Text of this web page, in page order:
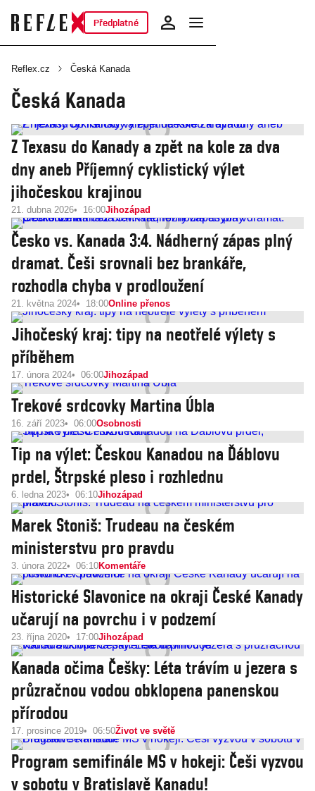
Předplatné
Reflex.cz Česká Kanada
Česká Kanada
Z Texasu do Kanady a zpět na kole za dva
dny aneb Příjemný cyklistický výlet
jihočeskou krajinou
21. dubna 2026 16:00Jihozápad
Česko vs. Kanada 3:4. Nádherný zápas plný
dramat. Češi srovnali bez brankáře,
rozhodla chyba v prodloužení
21. května 2024 18:00Online přenos
Jihočeský kraj: tipy na neotřelé výlety s
příběhem
17. února 2024 06:00Jihozápad
Trekové srdcovky Martina Úbla
16. září 2023 06:00Osobnosti
Tip na výlet: Českou Kanadou na Ďáblovu
prdel, Štrpské pleso i rozhlednu
6. ledna 2023 06:10Jihozápad
Marek Stoniš: Trudeau na českém
ministerstvu pro pravdu
3. února 2022 06:10Komentáře
Historické Slavonice na okraji České Kanady
učarují na povrchu i v podzemí
23. října 2020 17:00Jihozápad
Kanada očima Češky: Léta trávím u jezera s
průzračnou vodou obklopena panenskou
přírodou
17. prosince 2019 06:50Život ve světě
Program semifinále MS v hokeji: Češi vyzvou
v sobotu v Bratislavě Kanadu!